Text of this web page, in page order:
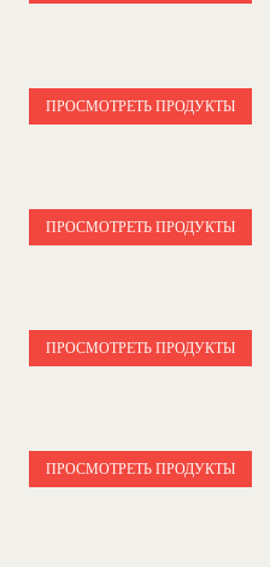
ПРОСМОТРЕТЬ ПРОДУКТЫ
ПРОСМОТРЕТЬ ПРОДУКТЫ
ПРОСМОТРЕТЬ ПРОДУКТЫ
ПРОСМОТРЕТЬ ПРОДУКТЫ